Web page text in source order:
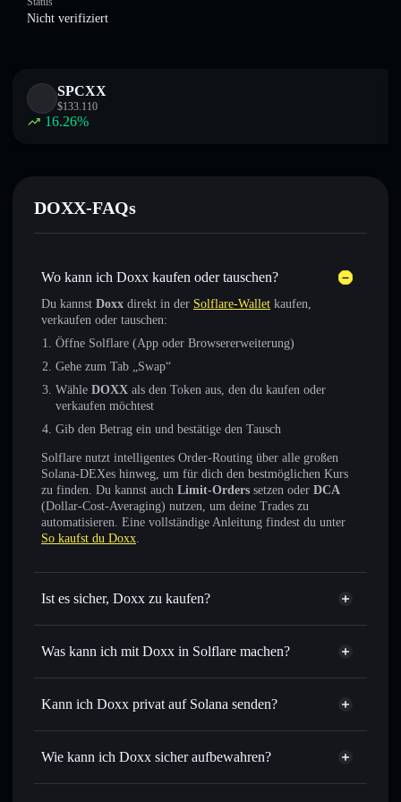
Nicht verifiziert
SPCXX
$133.110
16.26%
DOXX-FAQs
Wo kann ich Doxx kaufen oder tauschen?
Du kannst Doxx direkt in der Solflare-Wallet kaufen,
verkaufen oder tauschen:
Öffne Solflare (App oder Browsererweiterung)
Gehe zum Tab „Swap“
Wähle DOXX als den Token aus, den du kaufen oder
verkaufen möchtest
Gib den Betrag ein und bestätige den Tausch
Solflare nutzt intelligentes Order-Routing über alle großen
Solana-DEXes hinweg, um für dich den bestmöglichen Kurs
zu finden. Du kannst auch Limit-Orders setzen oder DCA
(Dollar-Cost-Averaging) nutzen, um deine Trades zu
automatisieren. Eine vollständige Anleitung findest du unter
So kaufst du Doxx.
Ist es sicher, Doxx zu kaufen?
Doxx nicht verifiziert
Was kann ich mit Doxx in Solflare machen?
Doxx
Solflare-Wallet
Sofort tauschen– handle DOXX gegen SOL, USDC oder
Routing zum bestmöglichen Kurs
Limit-Orders setzen– automatisiere Trades zu deinem
Kann ich Doxx privat auf Solana senden?
Privacy
Wie kann ich Doxx sicher aufbewahren?
Doxx
nicht